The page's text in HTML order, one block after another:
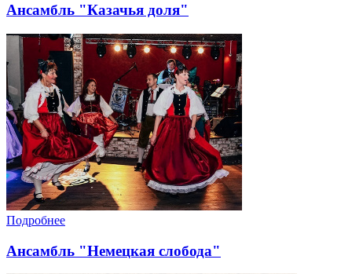
Ансамбль "Казачья доля"
Подробнее
Ансамбль "Немецкая слобода"